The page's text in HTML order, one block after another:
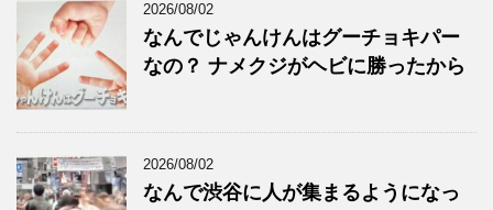
2026/08/02
なんでじゃんけんはグーチョキパー
なの？ ナメクジがヘビに勝ったから
2026/08/02
なんで渋谷に人が集まるようになっ